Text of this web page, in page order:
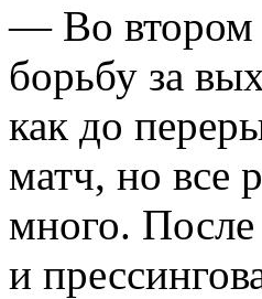
— Во втором
борьбу за
как до
матч, но все
много. После
и